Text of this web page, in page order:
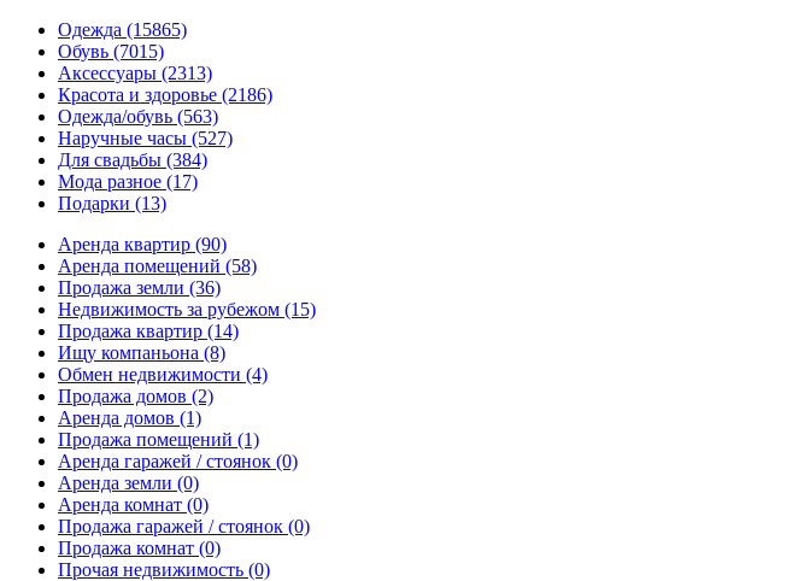
Одежда (15865)
Обувь (7015)
Аксессуары (2313)
Красота и здоровье (2186)
Одежда/обувь (563)
Наручные часы (527)
Для свадьбы (384)
Мода разное (17)
Подарки (13)
Аренда квартир (90)
Аренда помещений (58)
Продажа земли (36)
Недвижимость за рубежом (15)
Продажа квартир (14)
Ищу компаньона (8)
Обмен недвижимости (4)
Продажа домов (2)
Аренда домов (1)
Продажа помещений (1)
Аренда гаражей / стоянок (0)
Аренда земли (0)
Аренда комнат (0)
Продажа гаражей / стоянок (0)
Продажа комнат (0)
Прочая недвижимость (0)